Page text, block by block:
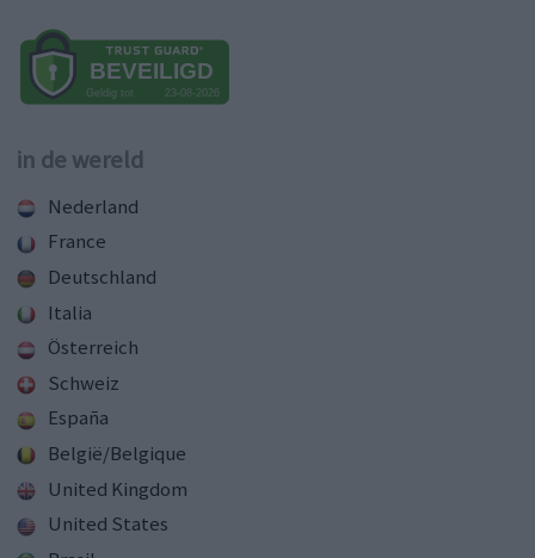
in de wereld
Nederland
France
Deutschland
Italia
Österreich
Schweiz
España
België/Belgique
United Kingdom
United States